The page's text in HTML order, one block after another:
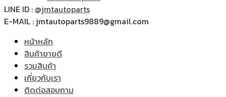
LINE ID : @jmtautoparts
E-MAIL : jmtautoparts9889@gmail.com
หน้าหลัก
สินค้าขายดี
รวมสินค้า
เกี่ยวกับเรา
ติดต่อสอบถาม